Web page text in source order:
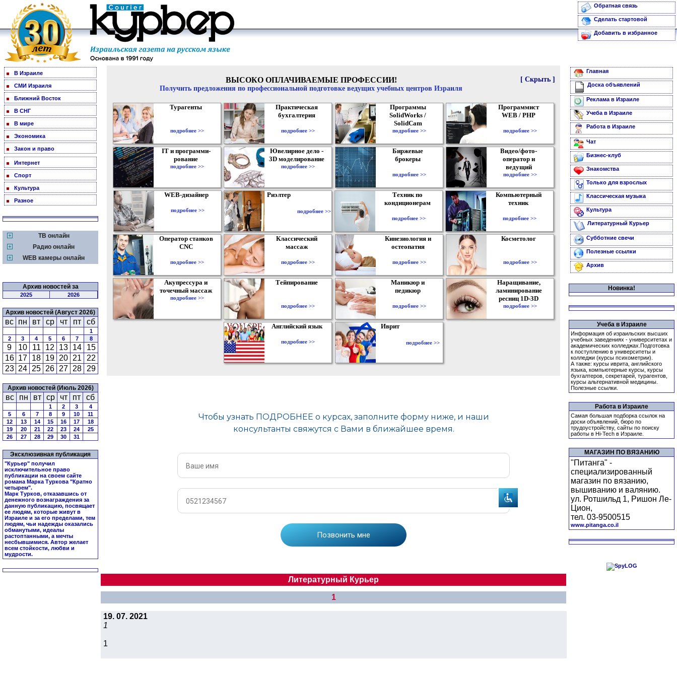
Обратная связь
Сделать стартовой
Добавить в избранное
В Израиле
СМИ Израиля
Ближний Восток
В СНГ
В мире
Экономика
Закон и право
Интернет
Спорт
Культура
Разное
ТВ онлайн
Радио онлайн
WEB камеры онлайн
Архив новостей за
2025 2026
Архив новостей (Август 2026)
вс пн вт ср чт пт сб
1
2
3 4 5 6 7 8
9 10 11 12 13 14
15
16 17 18 19 20 21
22
23 24 25 26 27 28 29
Архив новостей (Июль 2026)
вс пн вт ср чт пт сб
1 2 3
4
5
6 7 8 9 10
11
12
13 14 15 16 17
18
19
20 21 22 23 24
25
26
27 28 29 30 31
Эксклюзивная публикация
"Курьер" получил
исключительное право
публикации на своем сайте
романа Марка Туркова "Кратно
четырем".
Марк Турков, отказавшись от
денежного вознаграждения за
данную публикацию, посвящает
ее людям, которые живут в
Израиле и за его пределами, тем
людям, чьи надежды оказались
обманутыми, идеалы
растоптанными, а мечты
несбывшимися. Автор желает
всем стойкости, любви и
мудрости.
[ Скрыть ]
ВЫСОКО ОПЛАЧИВАЕМЫЕ ПРОФЕССИИ!
Получить предложения по профессиональной подготовке ведущих учебных центров Израиля
Турагенты
подробнее >>
Практическая
бухгалтерия
подробнее >>
Программы
SolidWorks /
SolidCam
подробнее >>
Программист
WEB / PHP
подробнее >>
IT и программи-
рование
подробнее >>
Ювелирное дело -
3D моделирование
подробнее >>
Биржевые
брокеры
подробнее >>
Видео/фото-
оператор и
ведущий
подробнее >>
WEB-дизайнер
подробнее >>
Риэлтер
подробнее >>
Техник по
кондиционерам
подробнее >>
Компьютерный
техник
подробнее >>
Оператор станков
CNC
подробнее >>
Классический
массаж
подробнее >>
Кинезиология и
остеопатия
подробнее >>
Косметолог
подробнее >>
Акупрессура и
точечный массаж
подробнее >>
Тейпирование
подробнее >>
Маникюр и
педикюр
подробнее >>
Наращивание,
ламинирование
ресниц 1D-3D
подробнее >>
Английский язык
подробнее >>
Иврит
подробнее >>
Литературный Курьер
1
19. 07. 2021
1
1
Главная
Доска объявлений
Реклама в Израиле
Учеба в Израиле
Работа в Израиле
Чат
Бизнес-клуб
Знакомства
Только для взрослых
Классическая музыка
Культура
Литературный Курьер
Субботние свечи
Полезные ссылки
Архив
Новинка!
Учеба в Израиле
Информация об израильских высших
учебных заведениях - университетах и
академических колледжах.Подготовка
к поступлению в университеты и
колледжи (курсы психометрии).
А также: курсы иврита, английского
языка, компьютерные курсы, курсы
бухгалтеров, секретарей, турагентов,
курсы альтернативной медицины.
Полезные ссылки.
Работа в Израиле
Самая большая подборка ссылок на
доски объявлений, бюро по
трудоустройству, сайты по поиску
работы в Hi-Tech в Израиле.
МАГАЗИН ПО ВЯЗАНИЮ
"Питанга" -
специализированный
магазин по вязанию,
вышиванию и валянию.
ул. Ротшильд 1, Ришон Ле-
Цион,
тел. 03-9500515
www.pitanga.co.il